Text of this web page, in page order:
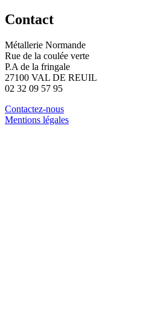
Contact
Métallerie Normande
Rue de la coulée verte
P.A de la fringale
27100 VAL DE REUIL
02 32 09 57 95
Contactez-nous
Mentions légales